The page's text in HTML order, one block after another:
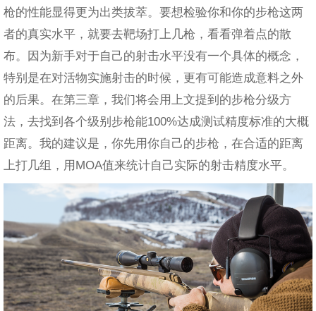
枪的性能显得更为出类拔萃。要想检验你和你的步枪这两
者的真实水平，就要去靶场打上几枪，看看弹着点的散
布。因为新手对于自己的射击水平没有一个具体的概念，
特别是在对活物实施射击的时候，更有可能造成意料之外
的后果。在第三章，我们将会用上文提到的步枪分级方
法，去找到各个级别步枪能100%达成测试精度标准的大概
距离。我的建议是，你先用你自己的步枪，在合适的距离
上打几组，用MOA值来统计自己实际的射击精度水平。